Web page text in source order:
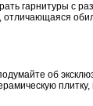
гарнитуры с
отличающаяся
об